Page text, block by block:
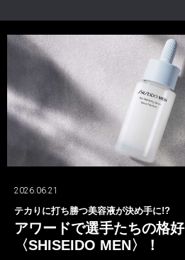
2026.07.24
山下智久が〈ブルガリ〉の新しいオクト
一面では語れない多彩な
山下智久は、デビューから今年活動30周